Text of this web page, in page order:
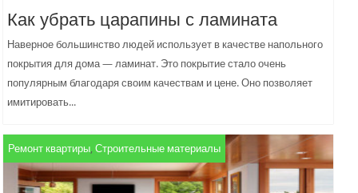
Как убрать царапины с ламината
Наверное большинство людей использует в качестве напольного
покрытия для дома — ламинат. Это покрытие стало очень
популярным благодаря своим качествам и цене. Оно позволяет
имитировать...
Ремонт квартиры,Строительные материалы